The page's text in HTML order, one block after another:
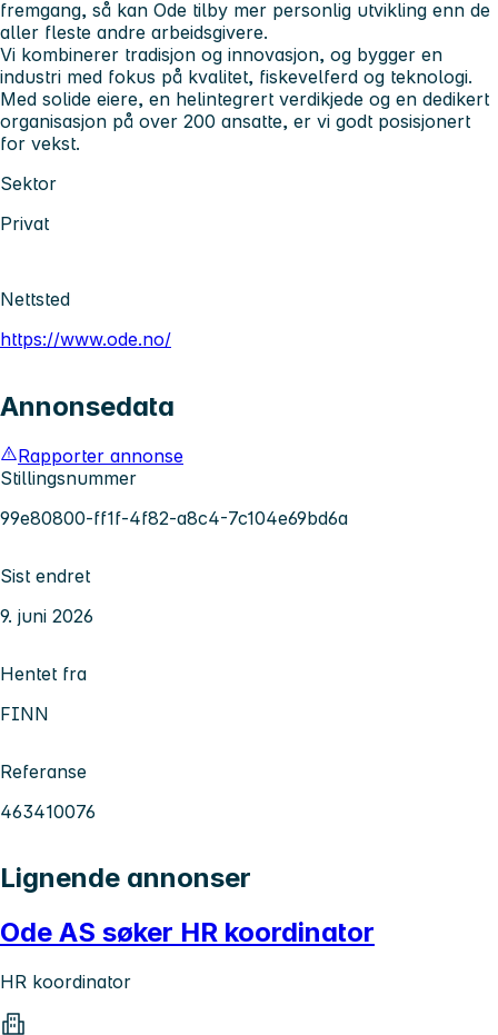
fremgang, så kan Ode tilby mer personlig utvikling enn de
aller fleste andre arbeidsgivere.
Vi kombinerer tradisjon og innovasjon, og bygger en
industri med fokus på kvalitet, fiskevelferd og teknologi.
Med solide eiere, en helintegrert verdikjede og en dedikert
organisasjon på over 200 ansatte, er vi godt posisjonert
for vekst.
Sektor
Privat
Nettsted
https://www.ode.no/
Annonsedata
Rapporter annonse
Stillingsnummer
99e80800-ff1f-4f82-a8c4-7c104e69bd6a
Sist endret
9. juni 2026
Hentet fra
FINN
Referanse
463410076
Lignende annonser
Ode AS søker HR koordinator
HR koordinator